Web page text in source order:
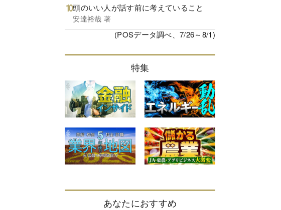
頭のいい人が話す前に考えていること
安達裕哉 著
(POSデータ調べ、7/26～8/1)
特集
あなたにおすすめ